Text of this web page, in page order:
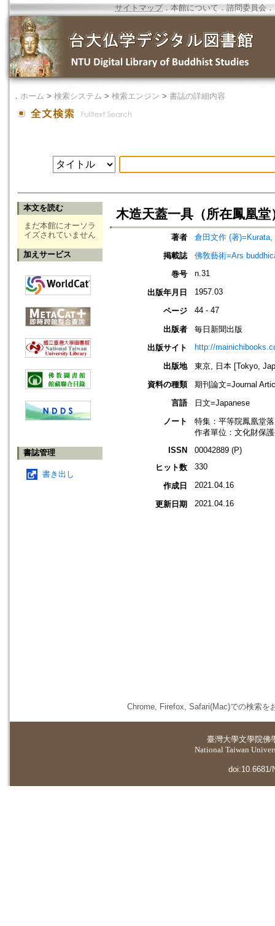
サイトマップ．本館について ． 諮問委員会 ．
． ホーム > 検索システム > 検索エンジン > 書誌の詳細内容
本文を読む
まだ本館にオーソラ
イズされていません
加えサービス
書誌管理
書き出し
木造天蓋一具（所在鳳凰
著者
倉田文作 (著
掲載誌
佛敎藝術=Ars
巻号
n.31
出版年月日 1957.03
ページ 44 - 47
出版者
毎日新聞出版
出版サイト
http://
出版地
東京, 日本 [Tokyo,
資料の種類
期刊論文=Journal
言語
日文=Japanese
ノート
特集：平等院鳳凰堂
作者單位：文化財保
ISSN
00042889 (P)
ヒット数
330
作成日 2021.04.16
更新日期 2021.04.16
Chrome, Firefox, Safari(Mac)での検索を
臺灣大學文學院佛
National Taiwan
doi:10.6681/